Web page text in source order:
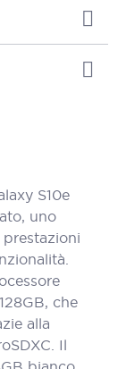
S10e
uno
che
alla
Il